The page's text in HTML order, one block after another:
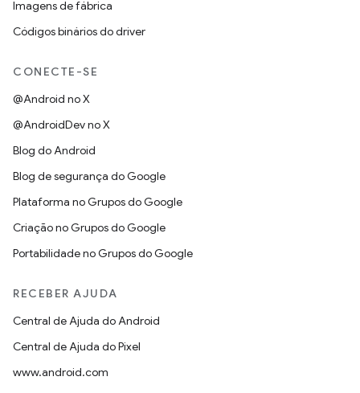
Imagens de fábrica
Códigos binários do driver
CONECTE-SE
@Android no X
@AndroidDev no X
Blog do Android
Blog de segurança do Google
Plataforma no Grupos do Google
Criação no Grupos do Google
Portabilidade no Grupos do Google
RECEBER AJUDA
Central de Ajuda do Android
Central de Ajuda do Pixel
www.android.com